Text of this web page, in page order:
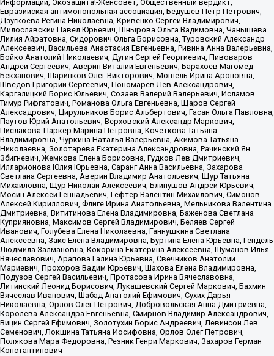
Информации, Экозащита!-Женсовет, Общественный вердикт,
Евразийская антимонопольная ассоциация, Бедушев Петр Петрович,
Дзугкоева Регина Николаевна, Кривенко Сергей Владимирович,
Милославский Павел Юрьевич, Шнырова Ольга Вадимовна, Чанышева
Лилия Айратовна, Сидорович Ольга Борисовна, Туровский Александр
Алексеевич, Васильева Анастасия Евгеньевна, Ривина Анна Валерьевна,
Бойко Анатолий Николаевич, Дугин Сергей Георгиевич, Пивоваров
Андрей Сергеевич, Аверин Виталий Евгеньевич, Барахоев Магомед
Бекханович, Шарипков Олег Викторович, Мошель Ирина Ароновна,
Шведов Григорий Сергеевич, Пономарев Лев Александрович,
Каргалицкий Борис Юльевич, Созаев Валерий Валерьевич, Исламов
Тимур Рифгатович, Романова Ольга Евгеньевна, Щаров Сергей
Алексадрович, Цирульников Борис Альбертович, Гасан Ольга Павловна,
Паутов Юрий Анатольевич, Верховский Александр Маркович,
Пислакова-Паркер Марина Петровна, Кочеткова Татьяна
Владимировна, Чуркина Наталья Валерьевна, Акимова Татьяна
Николаевна, Золотарева Екатерина Александровна, Рачинский Ян
Збигневич, Жемкова Елена Борисовна, Гудков Лев Дмитриевич,
Илларионова Юлия Юрьевна, Саранг Анна Васильевна, Захарова
Светлана Сергеевна, Аверин Владимир Анатольевич, Щур Татьяна
Михайловна, Щур Николай Алексеевич, Блинушов Андрей Юрьевич,
Мосин Алексей Геннадьевич, Гефтер Валентин Михайлович, Симонов
Алексей Кириллович, Флиге Ирина Анатольевна, Мельникова Валентина
Дмитриевна, Вититинова Елена Владимировна, Баженова Светлана
Куприяновна, Максимов Сергей Владимирович, Беляев Сергей
Иванович, Голубева Елена Николаевна, Ганнушкина Светлана
Алексеевна, Закс Елена Владимировна, Буртина Елена Юрьевна, Гендель
Людмила Залмановна, Кокорина Екатерина Алексеевна, Шуманов Илья
Вячеславович, Арапова Галина Юрьевна, Свечников Анатолий
Мариевич, Прохоров Вадим Юрьевич, Шахова Елена Владимировна,
Подузов Сергей Васильевич, Протасова Ирина Вячеславовна,
Литинский Леонид Борисович, Лукашевский Сергей Маркович, Бахмин
Вячеслав Иванович, Шабад Анатолий Ефимович, Сухих Дарья
Николаевна, Орлов Олег Петрович, Добровольская Анна Дмитриевна,
Королева Александра Евгеньевна, Смирнов Владимир Александрович,
Вицин Сергей Ефимович, Золотухин Борис Андреевич, Левинсон Лев
Семенович, Локшина Татьяна Иосифовна, Орлов Олег Петрович,
Полякова Мара Федоровна, Резник Генри Маркович, Захаров Герман
Константинович